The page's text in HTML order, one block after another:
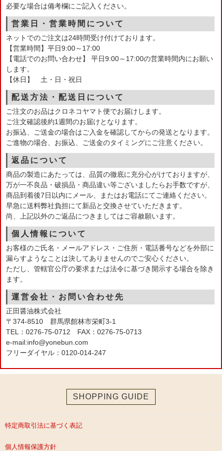
必要な場合は備考欄にご記入ください。
営業日・営業時間について
ネットでのご注文は24時間受け付けております。
【営業時間】平日9:00～17:00
【電話でのお問い合わせ】 平日9:00～17:00の営業時間内にお願い
します。
【休日】 土・日・祝日
配送方法・配送日について
ご注文のお品はクロネコヤマト便でお届けします。
ご注文確認後約1週間のお届けとなります。
お振込、ご送金の場合はご入金を確認してからの発送となります。
ご進物の場合、お振込、ご送金のタイミングにご注意ください。
返品について
商品の製造にあたっては、品質の徹底に充分心がけておりますが、
万が一不良品・破損品・商品違い等ございましたらお手数ですが、
商品到着後7日以内にメール、またはお電話にてご連絡ください。
早急に送料弊社負担にて新品と交換させていただきます。
尚、上記以外のご返品につきましてはご容赦願います。
個人情報について
お客様のご氏名・メールアドレス・ご住所・電話番号などを外部に
漏らすようなことは決してありませんのでご安心ください。
ただし、管轄官公庁の要求または法令に基づき開示する場合を除き
ます。
運営会社・お問い合わせ先
正田醤油株式会社
〒374-8510 群馬県館林市栄町3-1
TEL：0276-75-0712 FAX：0276-75-0713
e-mail:info@yonebun.com
フリーダイヤル：0120-014-247
SHOPPING GUIDE
特定商取引法に基づく表記
個人情報保護方針